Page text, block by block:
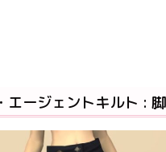
エージェントキルト :